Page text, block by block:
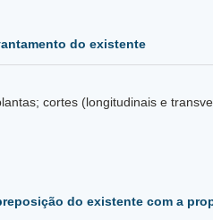
do existente
do existente com a